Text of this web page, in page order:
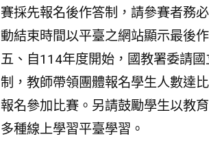
賽採先報名後作答制，請參賽者務
動結束時間以平臺之網站顯示最後
五、自114年度開始，國教署委請
制，教師帶領團體報名學生人數達
報名參加比賽。另請鼓勵學生以教
多種線上學習平臺學習。